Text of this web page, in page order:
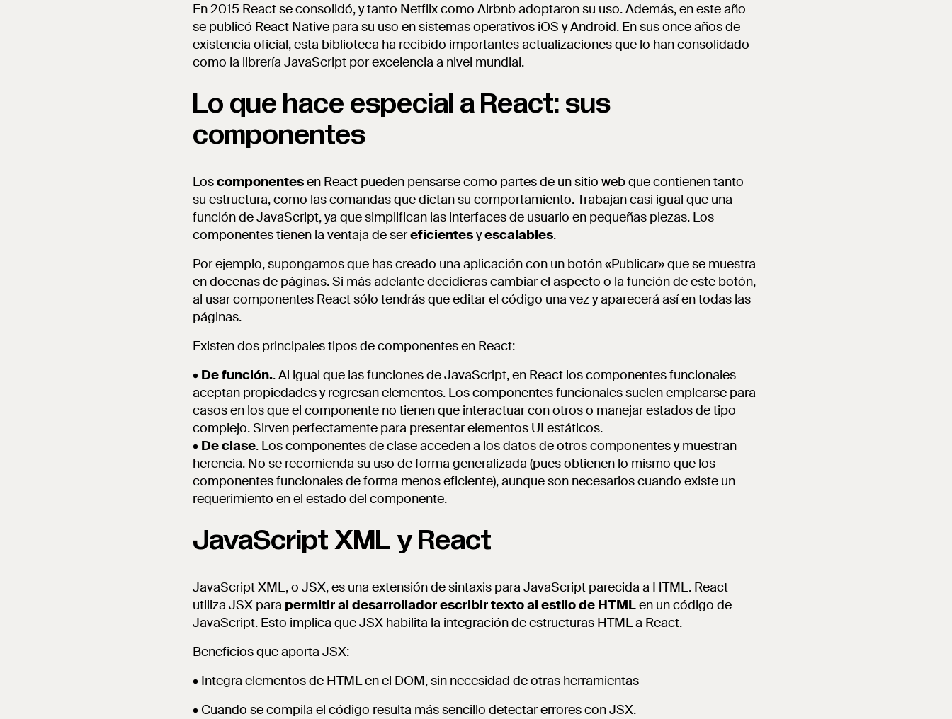
En 2015 React se consolidó, y tanto Netflix como Airbnb adoptaron su uso. Además, en este año
se publicó React Native para su uso en sistemas operativos iOS y Android. En sus once años de
existencia oficial, esta biblioteca ha recibido importantes actualizaciones que lo han consolidado
como la librería JavaScript por excelencia a nivel mundial.
Lo que hace especial a React: sus
componentes
Loscomponentesen React pueden pensarse como partes de un sitio web que contienen tanto
su estructura, como las comandas que dictan su comportamiento. Trabajan casi igual que una
función de JavaScript, ya que simplifican las interfaces de usuario en pequeñas piezas. Los
componentes tienen la ventaja de sereficientesyescalables.
Por ejemplo, supongamos que has creado una aplicación con un botón «Publicar» que se muestra
en docenas de páginas. Si más adelante decidieras cambiar el aspecto o la función de este botón,
al usar componentes React sólo tendrás que editar el código una vez y aparecerá así en todas las
páginas.
Existen dos principales tipos de componentes en React:
• De función.. Al igual que las funciones de JavaScript, en React los componentes funcionales
aceptan propiedades y regresan elementos. Los componentes funcionales suelen emplearse para
casos en los que el componente no tienen que interactuar con otros o manejar estados de tipo
complejo. Sirven perfectamente para presentar elementos UI estáticos.
• De clase. Los componentes de clase acceden a los datos de otros componentes y muestran
herencia. No se recomienda su uso de forma generalizada (pues obtienen lo mismo que los
componentes funcionales de forma menos eficiente), aunque son necesarios cuando existe un
requerimiento en el estado del componente.
JavaScript XML y React
JavaScript XML, o JSX, es una extensión de sintaxis para JavaScript parecida a HTML. React
utiliza JSX para permitir al desarrollador escribir texto al estilo de HTMLen un código de
JavaScript. Esto implica que JSX habilita la integración de estructuras HTML a React.
Beneficios que aporta JSX:
• Integra elementos de HTML en el DOM, sin necesidad de otras herramientas
• Cuando se compila el código resulta más sencillo detectar errores con JSX.